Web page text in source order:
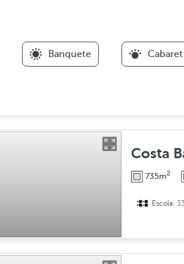
Banquete Cabaret
Costa
735m2
Escola: